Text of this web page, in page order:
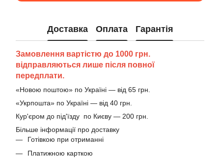
Доставка Оплата Гарантія
Замовлення вартістю до 1000 грн.
відправляються лише після повної
передплати.
«Новою поштою» по Україні — від 65 грн.
«Укрпошта» по Україні — від 40 грн.
Кур'єром до під'їзду по Києву — 200 грн.
Більше інформації про доставку
Готівкою при отриманні
Платижною карткою